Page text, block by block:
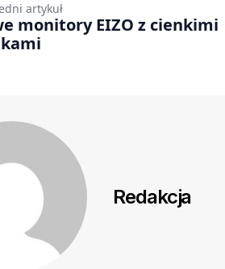
artykuł
monitory EIZO z cienkimi
Redakcja